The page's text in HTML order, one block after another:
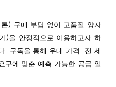
톤) 구매 부담 없이 고품질 양자
)을 안정적으로 이용하고자 하
. 구독을 통해 우대 가격, 전 세
구에 맞춘 예측 가능한 공급 일